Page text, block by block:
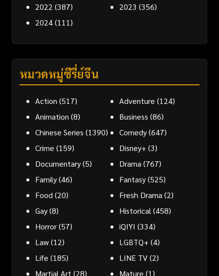
2022 (387) 2023 (356)
2024(111)
หมวดหมู่ซีรี่ย์จีน
Action (517) Adventure (124)
Animation (8) Business (86)
Chinese Series (1390) Comedy(647)
Crime (159) Disney+ (3)
Documentary(5) Drama(767)
Family(46) Fantasy(525)
Food(20) Fresh Drama(2)
Gay(8) Historical(458)
Horror(57) iQIYI (334)
Law(12) LGBTQ+ (4)
Life (185) LINE TV(2)
Martial Art(28) Mature (1)